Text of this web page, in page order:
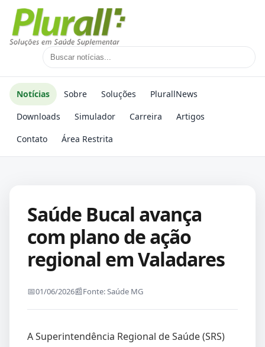
Notícias Sobre Soluções
PlurallNews
Downloads
Simulador Carreira
Artigos
Contato
Área Restrita
Saúde Bucal avança
com plano de ação
regional em Valadares
01/06/2026 Fonte: Saúde MG
A Superintendência Regional de Saúde (SRS)